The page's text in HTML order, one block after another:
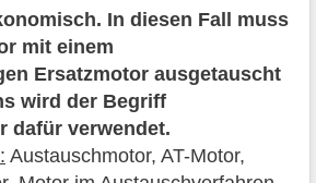
In diesen Fall muss
mit einem
Ersatzmotor ausgetauscht
wird der Begriff
dafür verwendet.
Austauschmotor, AT-Motor,